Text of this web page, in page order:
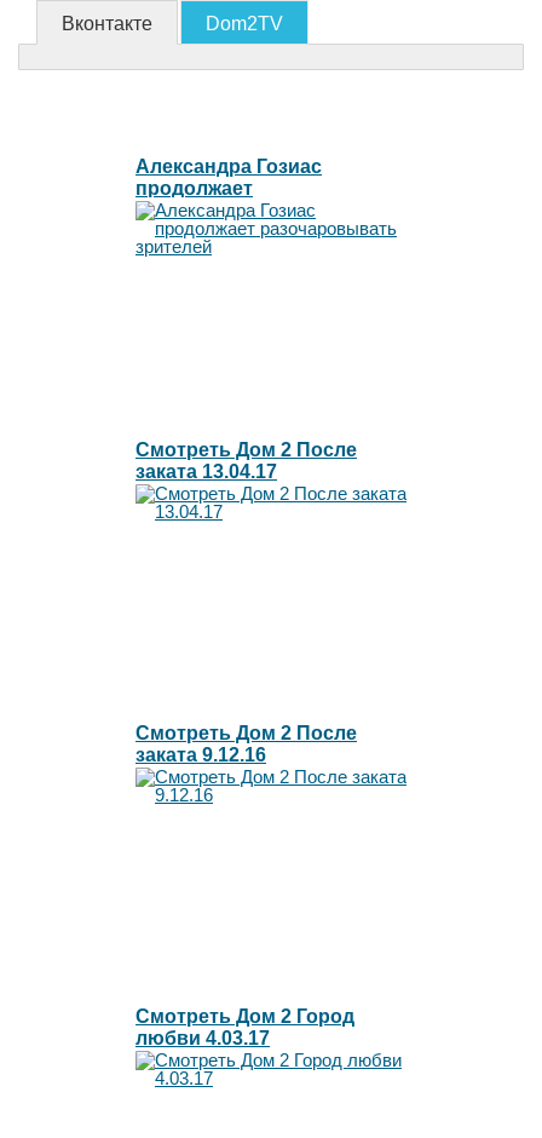
Вконтакте Dom2TV
Александра Гозиас
продолжает
разочаровывать зрителей
Смотреть Дом 2 После
заката 13.04.17
Смотреть Дом 2 После
заката 9.12.16
Смотреть Дом 2 Город
любви 4.03.17